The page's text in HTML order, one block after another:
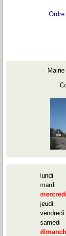
lundi
mardi
mercredi
jeudi
vendredi
samedi